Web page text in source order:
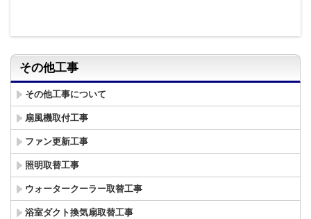
その他工事
その他工事について
扇風機取付工事
ファン更新工事
照明取替工事
ウォータークーラー取替工事
浴室ダクト換気扇取替工事